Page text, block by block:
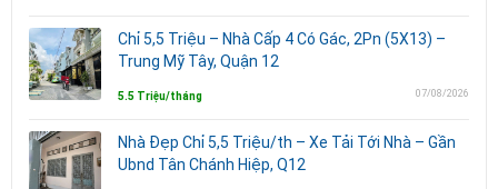
Chỉ 5,5 Triệu – Nhà Cấp 4 Có Gác, 2Pn (5X13) –
Trung Mỹ Tây, Quận 12
5.5 Triệu/tháng 07/08/2026
Nhà Đẹp Chỉ 5,5 Triệu/th – Xe Tải Tới Nhà – Gần
Ubnd Tân Chánh Hiệp, Q12